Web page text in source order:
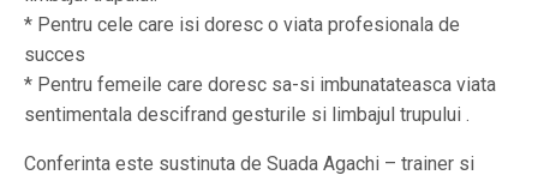
* Pentru cele care isi doresc o viata profesionala de
succes
* Pentru femeile care doresc sa-si imbunatateasca viata
sentimentala descifrand gesturile si limbajul trupului .
Conferinta este sustinuta de Suada Agachi – trainer si